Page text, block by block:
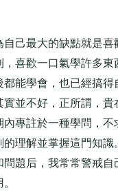
最大的缺點就是喜
，喜歡一口氣學許多東
都能學會，也已經搞得
並不好，正所謂，貴
內專註於一種學問，不
的理解並掌握這門知識
問題后，我常常警戒自